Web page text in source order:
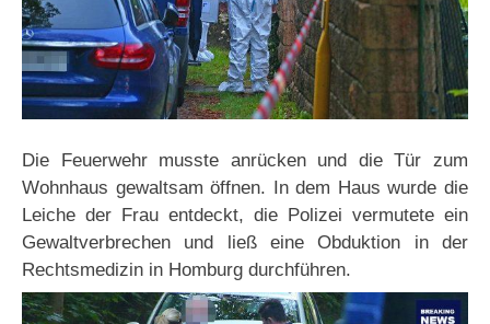
Die Feuerwehr musste anrücken und die Tür zum
Wohnhaus gewaltsam öffnen. In dem Haus wurde die
Leiche der Frau entdeckt, die Polizei vermutete ein
Gewaltverbrechen und ließ eine Obduktion in der
Rechtsmedizin in Homburg durchführen.